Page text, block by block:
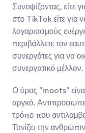
Συνοψίζοντας, είτε
στο TikTok είτε για
λογαριασμούς
περιβάλλετε τον
συνεργάτες για να
συνεργατικό μέλλον.
Ο όρος "moots"
αργκό.
τρόπο που
Τονίζει την